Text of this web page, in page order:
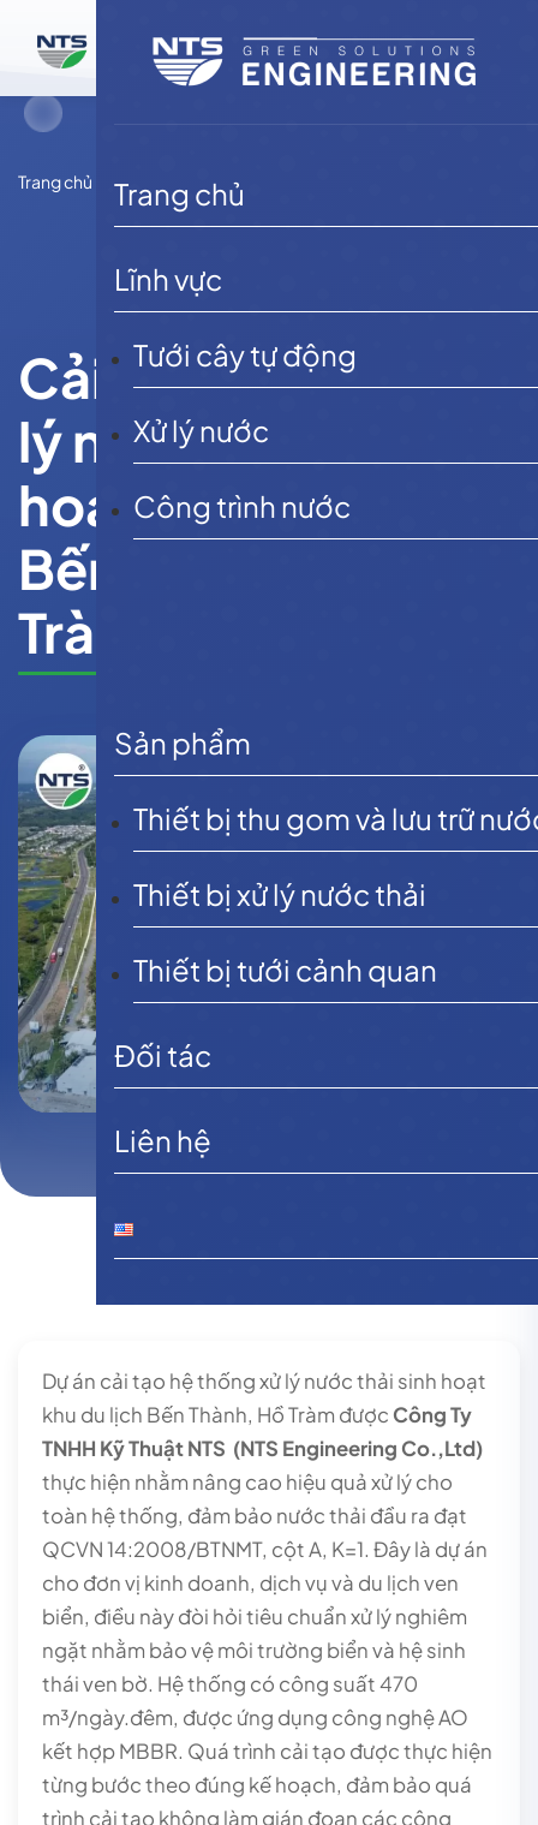
Trang chủ
Lĩnh vực
Tưới cây tự động
Xử lý nước
Công trình nước
Sản phẩm
Thiết bị thu gom và lưu trữ
Thiết bị xử lý nước thải
Thiết bị tưới cảnh quan
Đối tác
Liên hệ
dung
Trang chủ Dự án Dự án xử lý nước
Cải tạo hệ thống xử
lý nước thải sinh
hoạt khu du lịch
Bến Thành, Hồ
Tràm
Dự án cải tạo hệ thống xử lý nước thải sinh hoạt
khu du lịch Bến Thành, Hồ Tràm được Công Ty
TNHH Kỹ Thuật NTS (NTS Engineering Co.,Ltd)
thực hiện nhằm nâng cao hiệu quả xử lý cho
toàn hệ thống, đảm bảo nước thải đầu ra đạt
QCVN 14:2008/BTNMT, cột A, K=1. Đây là dự án
cho đơn vị kinh doanh, dịch vụ và du lịch ven
biển, điều này đòi hỏi tiêu chuẩn xử lý nghiêm
ngặt nhằm bảo vệ môi trường biển và hệ sinh
thái ven bờ. Hệ thống có công suất 470
m³/ngày.đêm, được ứng dụng công nghệ AO
kết hợp MBBR. Quá trình cải tạo được thực hiện
từng bước theo đúng kế hoạch, đảm bảo quá
trình cải tạo không làm gián đoạn các công